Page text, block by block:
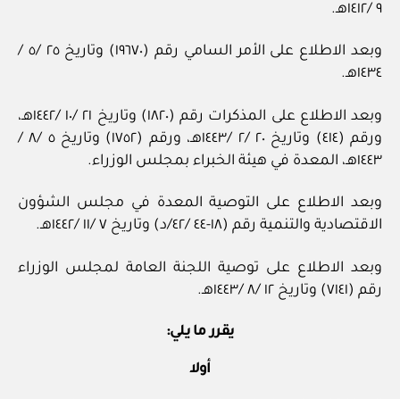
٩ /١٤١٢هـ.
وبعد الاطلاع على الأمر السامي رقم (١٩٦٧٠) وتاريخ ٢٥ /٥ /
١٤٣٤هـ.
وبعد الاطلاع على المذكرات رقم (١٨٢٠) وتاريخ ٢١ /١٠ /١٤٤٢هـ،
ورقم (٤١٤) وتاريخ ٢٠ /٢ /١٤٤٣هـ، ورقم (١٧٥٢) وتاريخ ٥ /٨ /
١٤٤٣هـ، المعدة في هيئة الخبراء بمجلس الوزراء.
وبعد الاطلاع على التوصية المعدة في مجلس الشؤون
الاقتصادية والتنمية رقم (١٨-٤٤ /٤٢/د) وتاريخ ٧ /١١ /١٤٤٢هـ.
وبعد الاطلاع على توصية اللجنة العامة لمجلس الوزراء
رقم (٧١٤١) وتاريخ ١٢ /٨ /١٤٤٣هـ.
يقرر ما يلي:
أولا